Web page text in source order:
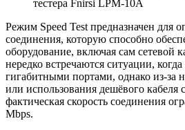
Режим Speed Test предназначен для
соединения, которую способно
оборудование, включая сам сетевой
нередко встречаются ситуации,
гигабитными портами, однако из-за
или использования дешёвого
фактическая скорость соединения
Mbps.